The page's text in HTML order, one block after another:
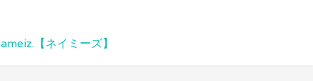
【ネイミーズ】